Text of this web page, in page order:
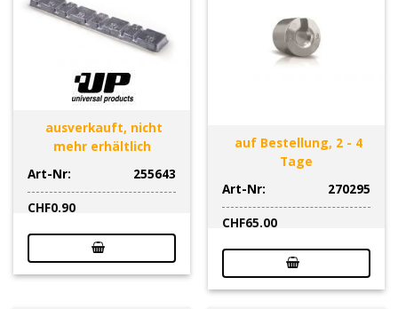
ausverkauft, nicht
mehr erhältlich
Art-Nr:
255643
CHF0.90
auf Bestellung, 2 - 4
Tage
Art-Nr:
270295
CHF65.00